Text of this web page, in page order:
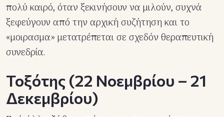
πολύ καιρό, όταν ξεκινήσουν να μιλούν, συχνά
ξεφεύγουν από την αρχική συζήτηση και το
«μοιρασμα» μετατρέπεται σε σχεδόν θεραπευτική
συνεδρία.
Τοξότης (22 Νοεμβρίου – 21
Δεκεμβρίου)